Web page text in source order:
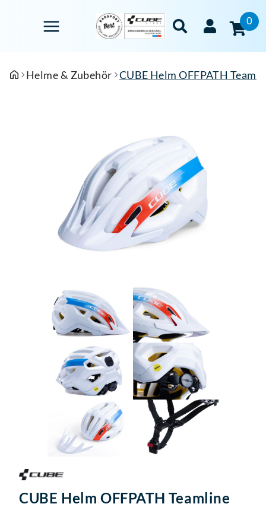
0
Helme & Zubehör CUBE Helm OFFPATH
CUBE Helm OFFPATH Teamline